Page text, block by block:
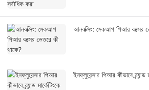
আনবক্সিং: মেকআপ পিআর বক্সের
ইনফ্লুয়েন্সার পিআর কীভাবে